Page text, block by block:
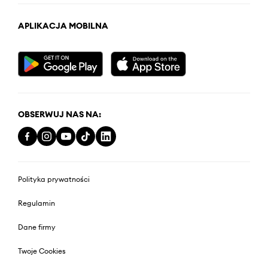
APLIKACJA MOBILNA
OBSERWUJ NAS NA:
Polityka prywatności
Regulamin
Dane firmy
Twoje Cookies